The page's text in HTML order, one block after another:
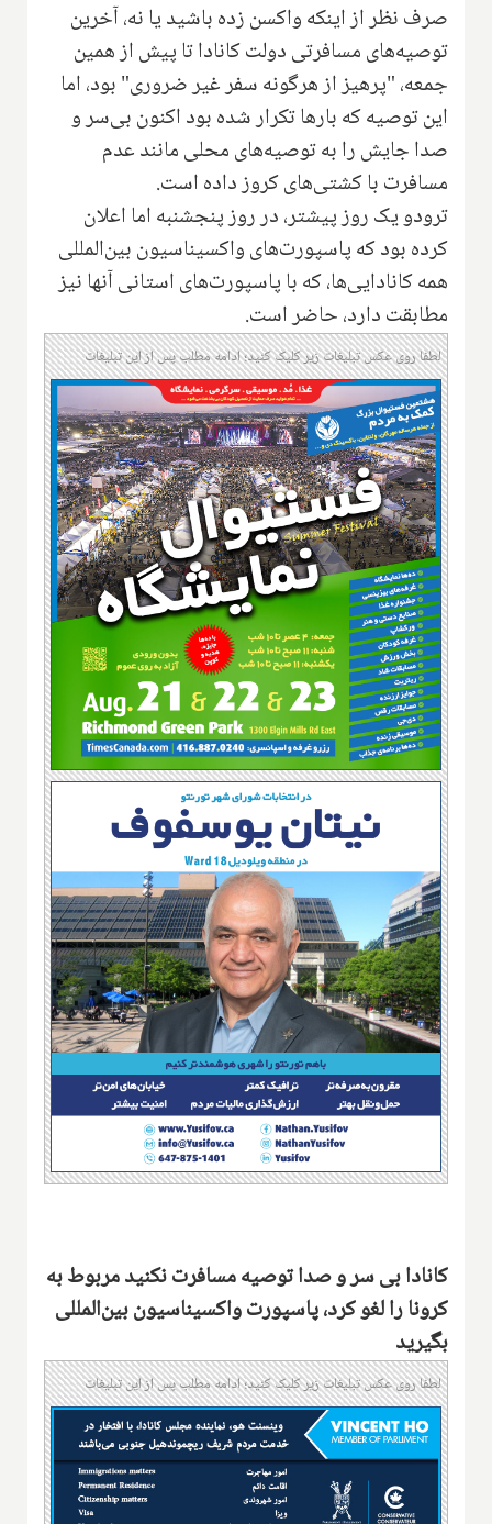
صرف نظر از اینکه واکسن زده باشید یا نه، آخرین
توصیه‌های مسافرتی دولت کانادا تا پیش از همین
جمعه، "پرهیز از هرگونه سفر غیر ضروری" بود، اما
این توصیه که بارها تکرار شده بود اکنون بی‌سر و
صدا جایش را به توصیه‌های محلی مانند عدم
مسافرت با کشتی‌های کروز داده است.
ترودو یک روز پیشتر، در روز پنجشنبه اما اعلان
کرده بود که پاسپورت‌های واکسیناسیون بین‌المللی
همه کانادایی‌ها، که با پاسپورت‌های استانی آنها نیز
مطابقت دارد، حاضر است.
لطفا روی عکس تبلیغات زیر کلیک کنید؛ ادامه مطلب پس از این تبلیغات
کانادا بی سر و صدا توصیه مسافرت نکنید مربوط به
کرونا را لغو کرد، پاسپورت واکسیناسیون بین‌المللی
بگیرید
لطفا روی عکس تبلیغات زیر کلیک کنید؛ ادامه مطلب پس از این تبلیغات